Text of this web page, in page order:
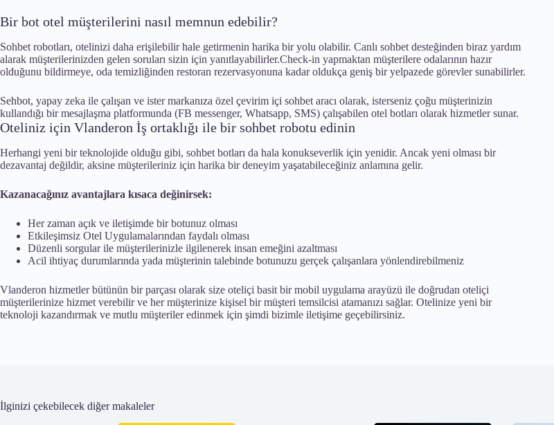
Bir bot otel müşterilerini nasıl memnun edebilir?
Sohbet robotları, otelinizi daha erişilebilir hale getirmenin harika bir yolu olabilir. Canlı sohbet desteğinden biraz yardım
alarak müşterilerinizden gelen soruları sizin için yanıtlayabilirler.Check-in yapmaktan müşterilere odalarının hazır
olduğunu bildirmeye, oda temizliğinden restoran rezervasyonuna kadar oldukça geniş bir yelpazede görevler sunabilirler.
Sehbot, yapay zeka ile çalışan ve ister markanıza özel çevirim içi sohbet aracı olarak, isterseniz çoğu müşterinizin
kullandığı bir mesajlaşma platformunda (FB messenger, Whatsapp, SMS) çalışabilen otel botları olarak hizmetler sunar.
Oteliniz için Vlanderon İş ortaklığı ile bir sohbet robotu edinin
Herhangi yeni bir teknolojide olduğu gibi, sohbet botları da hala konukseverlik için yenidir. Ancak yeni olması bir
dezavantaj değildir, aksine müşterileriniz için harika bir deneyim yaşatabileceğiniz anlamına gelir.
Kazanacağınız avantajlara kısaca değinirsek:
Her zaman açık ve iletişimde bir botunuz olması
Etkileşimsiz Otel Uygulamalarından faydalı olması
Düzenli sorgular ile müşterilerinizle ilgilenerek insan emeğini azaltması
Acil ihtiyaç durumlarında yada müşterinin talebinde botunuzu gerçek çalışanlara yönlendirebilmeniz
Vlanderon hizmetler bütünün bir parçası olarak size oteliçi basit bir mobil uygulama arayüzü ile doğrudan oteliçi
müşterilerinize hizmet verebilir ve her müşterinize kişisel bir müşteri temsilcisi atamanızı sağlar. Otelinize yeni bir
teknoloji kazandırmak ve mutlu müşteriler edinmek için şimdi bizimle iletişime geçebilirsiniz.
İlginizi çekebilecek diğer makaleler